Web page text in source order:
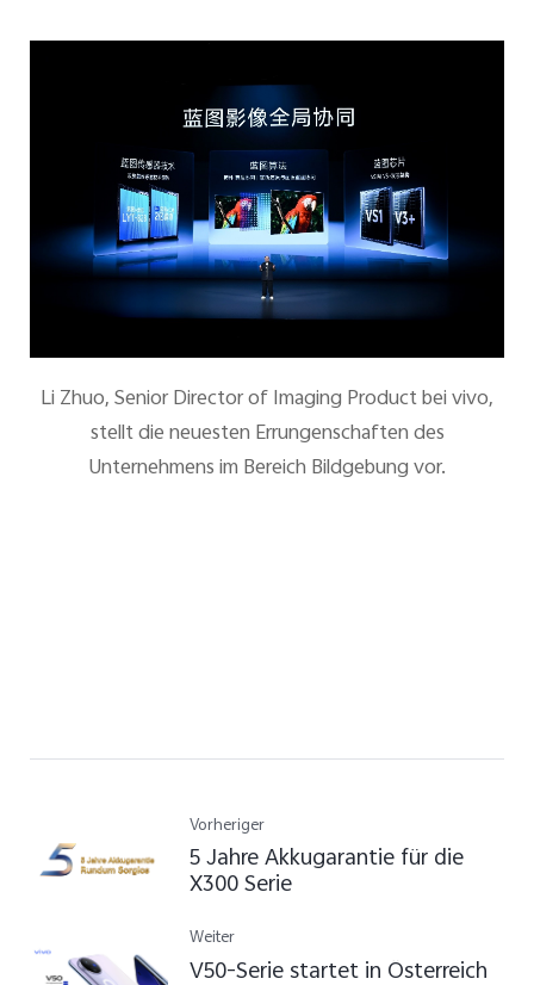
Li Zhuo, Senior Director of Imaging Product bei vivo,
stellt die neuesten Errungenschaften des
Unternehmens im Bereich Bildgebung vor.
Vorheriger
5 Jahre Akkugarantie für die
X300 Serie
Weiter
V50-Serie startet in Österreich